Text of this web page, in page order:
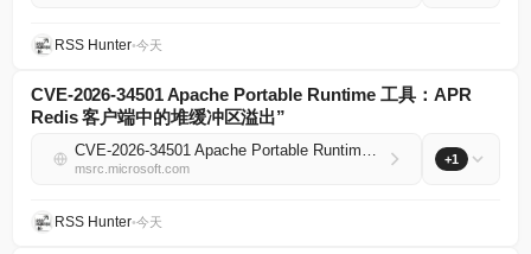
RSS Hunter•今天
CVE-2026-34501 Apache Portable Runtime 工具：APR
Redis 客户端中的堆缓冲区溢出”
CVE-2026-34501 Apache Portable Runtime Utility: Heap buffer overflow in APR redis client
msrc.microsoft.com
+1
RSS Hunter•今天